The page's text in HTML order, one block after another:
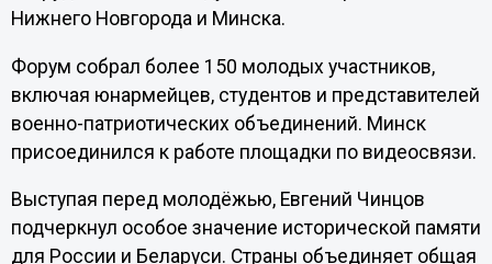
Нижнего Новгорода и Минска.
Форум собрал более 150 молодых участников,
включая юнармейцев, студентов и представителей
военно-патриотических объединений. Минск
присоединился к работе площадки по видеосвязи.
Выступая перед молодёжью, Евгений Чинцов
подчеркнул особое значение исторической памяти
для России и Беларуси. Страны объединяет общая